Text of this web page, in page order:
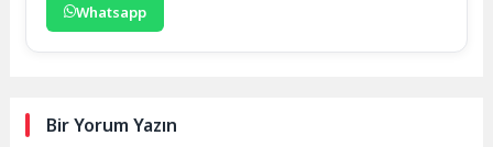
Whatsapp
Bir Yorum Yazın